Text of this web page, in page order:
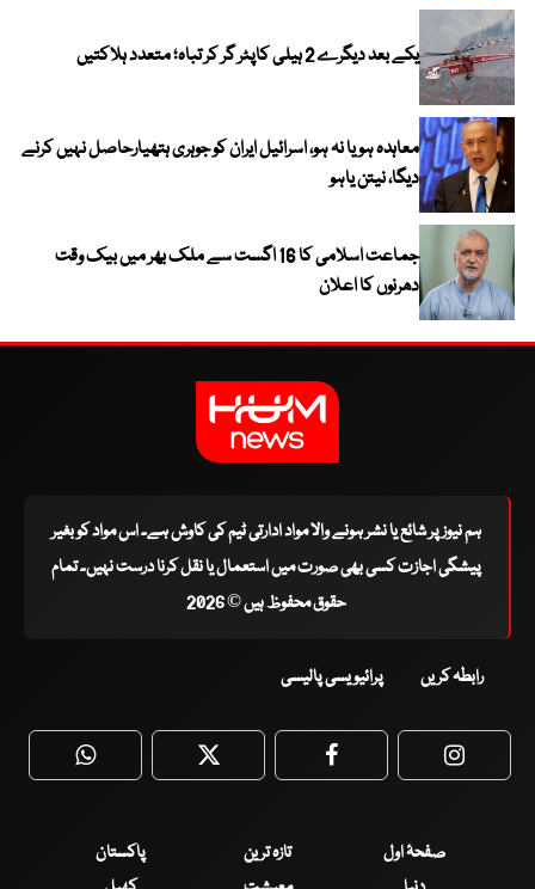
یکے بعد دیگرے 2 ہیلی کاپٹر گر کر تباہ؛ متعدد ہلاکتیں
معاہدہ ہو یا نہ ہو، اسرائیل ایران کو جوہری ہتھیارحاصل نہیں کرنے
دیگا، نیتن یاہو
جماعت اسلامی کا 16 اگست سے ملک بھر میں بیک وقت
دھرنوں کا اعلان
ہم نیوز پر شائع یا نشر ہونے والا مواد ادارتی ٹیم کی کاوش ہے۔ اس مواد کو بغیر
پیشگی اجازت کسی بھی صورت میں استعمال یا نقل کرنا درست نہیں۔ تمام
حقوق محفوظ ہیں © 2026
رابطہ کریں پرائیویسی پالیسی
WhatsApp Twitter Facebook
صفحۂ اول تازہ ترین
پاکستان